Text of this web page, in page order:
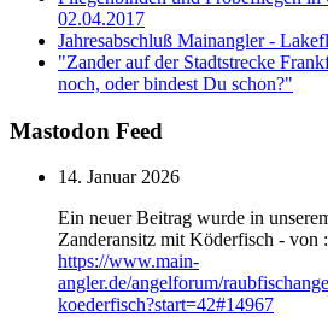
02.04.2017
Jahresabschluß Mainangler -
"Zander auf der Stadtstrecke
noch, oder bindest Du schon?"
Mastodon Feed
14. Januar 2026
Ein neuer Beitrag wurde in
Zanderansitz mit Köderfisch - von
https://www.main-
angler.de/angelforum/raub
koederfisch?start=42#14967